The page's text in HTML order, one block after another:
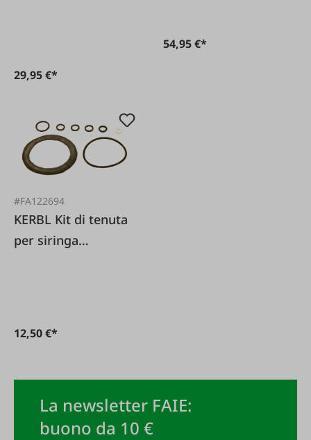
29,95 €*
54,95 €*
#FA122694
KERBL Kit di tenuta
per siringa
12,50 €*
La newsletter FAIE:
buono da 10 €